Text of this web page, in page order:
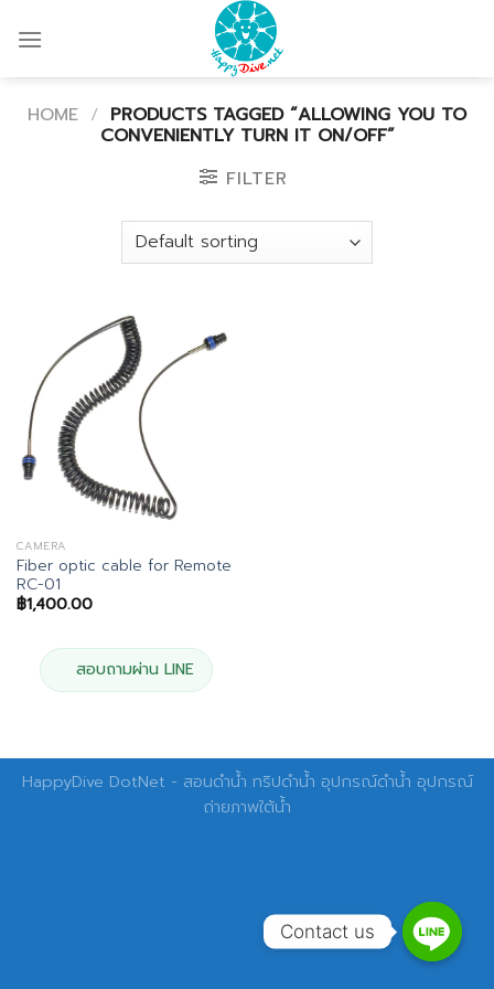
HOME / PRODUCTS TAGGED “ALLOWING YOU TO
CONVENIENTLY TURN IT ON/OFF”
FILTER
CAMERA
Fiber optic cable for Remote
RC-01
฿1,400.00
สอบถามผ่าน LINE
HappyDive DotNet - สอนดำน้ำ ทริปดำน้ำ อุปกรณ์ดำน้ำ อุปกรณ์
ถ่ายภาพใต้น้ำ
Contact us